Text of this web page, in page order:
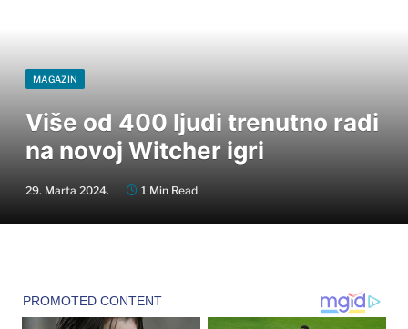
MAGAZIN
Više od 400 ljudi trenutno radi
na novoj Witcher igri
29. Marta 2024. 1 Min Read